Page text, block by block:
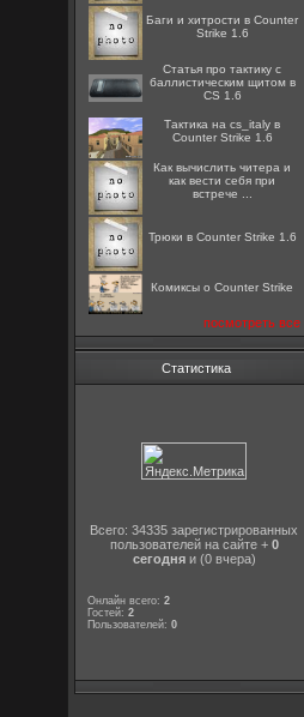
Баги и хитрости в Counter
Strike 1.6
Статья про тактику с
баллистическим щитом в
CS 1.6
Тактика на cs_italy в
Counter Strike 1.6
Как вычислить читера и
как вести себя при
встрече ...
Трюки в Counter Strike 1.6
Комиксы о Counter Strike
посмотреть все
Статистика
Всего: 34335 зарегистрированных
пользователей на сайте + 0
сегодняи (0 вчера)
Онлайн всего:2
Гостей:2
Пользователей:0